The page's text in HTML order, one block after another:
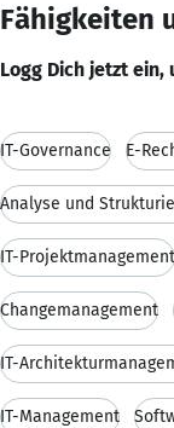
Fähigkeiten
Logg Dich jetzt ein,
IT-Governance E-
Analyse und
IT-Projektmanagement
Changemanagement
IT-
IT-Management